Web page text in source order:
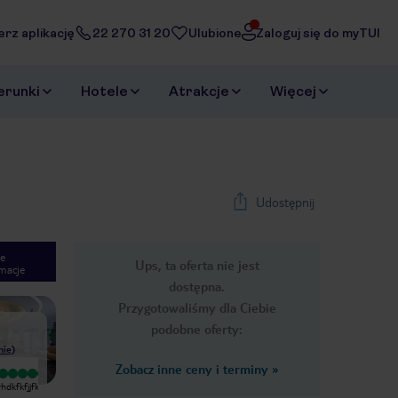
aplikację 22 270 31 20 Ulubione Zaloguj się do myTUI
Hotele Atrakcje Więcej
Udostępnij
Ups, ta oferta nie jest
dostępna.
Przygotowaliśmy dla Ciebie
podobne oferty:
Zobacz inne ceny i terminy »
1/29
)
Bardzo dobry